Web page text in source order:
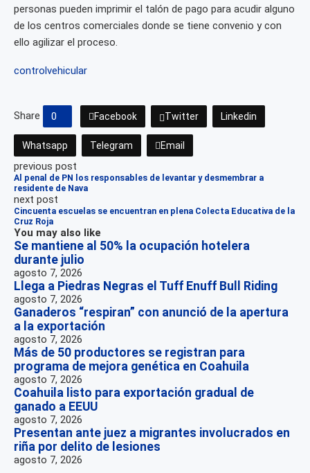
personas pueden imprimir el talón de pago para acudir alguno
de los centros comerciales donde se tiene convenio y con
ello agilizar el proceso.
controlvehicular
Share 0 Facebook Twitter Linkedin
Whatsapp Telegram Email
previous post
Al penal de PN los responsables de levantar y desmembrar a
residente de Nava
next post
Cincuenta escuelas se encuentran en plena Colecta Educativa de la
Cruz Roja
You may also like
Se mantiene al 50% la ocupación hotelera
durante julio
agosto 7, 2026
Llega a Piedras Negras el Tuff Enuff Bull Riding
agosto 7, 2026
Ganaderos “respiran” con anunció de la apertura
a la exportación
agosto 7, 2026
Más de 50 productores se registran para
programa de mejora genética en Coahuila
agosto 7, 2026
Coahuila listo para exportación gradual de
ganado a EEUU
agosto 7, 2026
Presentan ante juez a migrantes involucrados en
riña por delito de lesiones
agosto 7, 2026